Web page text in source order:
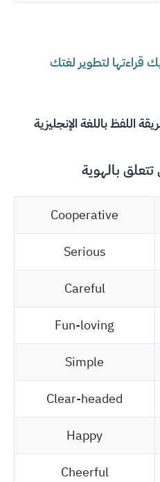
قراءتها لتطوير لغتك
Cooperative
Serious
Careful
Fun-loving
Simple
Clear-headed
Happy
Cheerful